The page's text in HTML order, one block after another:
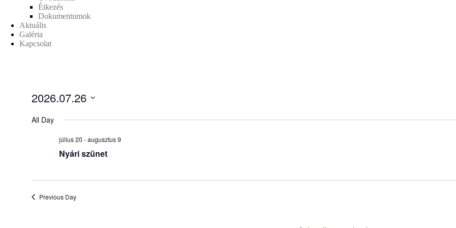
Étkezés
Dokumentumok
Aktuális
Galéria
Kapcsolat
2026.07.26
date.
All Day
július 20 -augusztus 9
Nyári szünet
Previous Day